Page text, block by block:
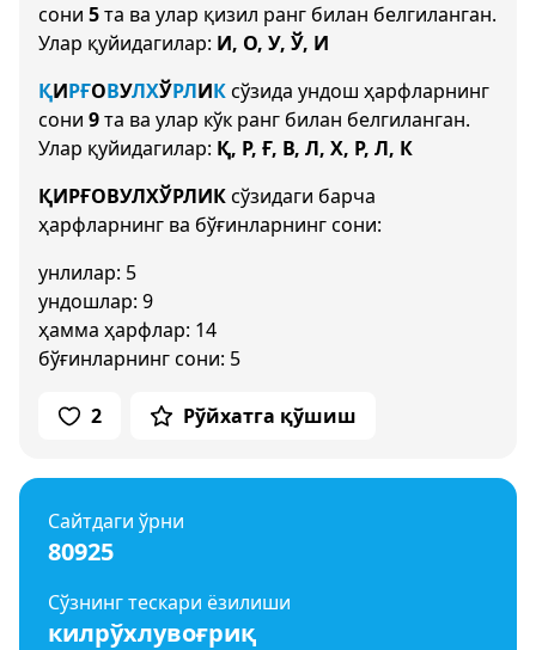
сони 5та ва улар қизил ранг билан белгиланган.
Улар қуйидагилар: И, О, У, Ў, И
ҚИРҒОВУЛХЎРЛИКсўзида ундош ҳарфларнинг
сони 9та ва улар кўк ранг билан белгиланган.
Улар қуйидагилар: Қ, Р, Ғ, В, Л, Х, Р, Л, К
ҚИРҒОВУЛХЎРЛИКсўзидаги барча
ҳарфларнинг ва бўғинларнинг сони:
унлилар: 5
ундошлар: 9
ҳамма ҳарфлар: 14
бўғинларнинг сони: 5
2 Рўйхатга қўшиш
Сайтдаги ўрни
80925
Сўзнинг тескари ёзилиши
килрўхлувоғриқ